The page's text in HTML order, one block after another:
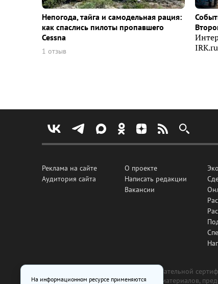
Непогода, тайга и самодельная рация:
как спаслись пилоты пропавшего
Cessna
1 отзыв
Реклама на сайте
Аудитория сайта
О проекте
Написать редакции
Вакансии
Все рекламные товары подлежат обязательной
изготовлена и размещена на основе материалов,
На информационном ресурсе применяются